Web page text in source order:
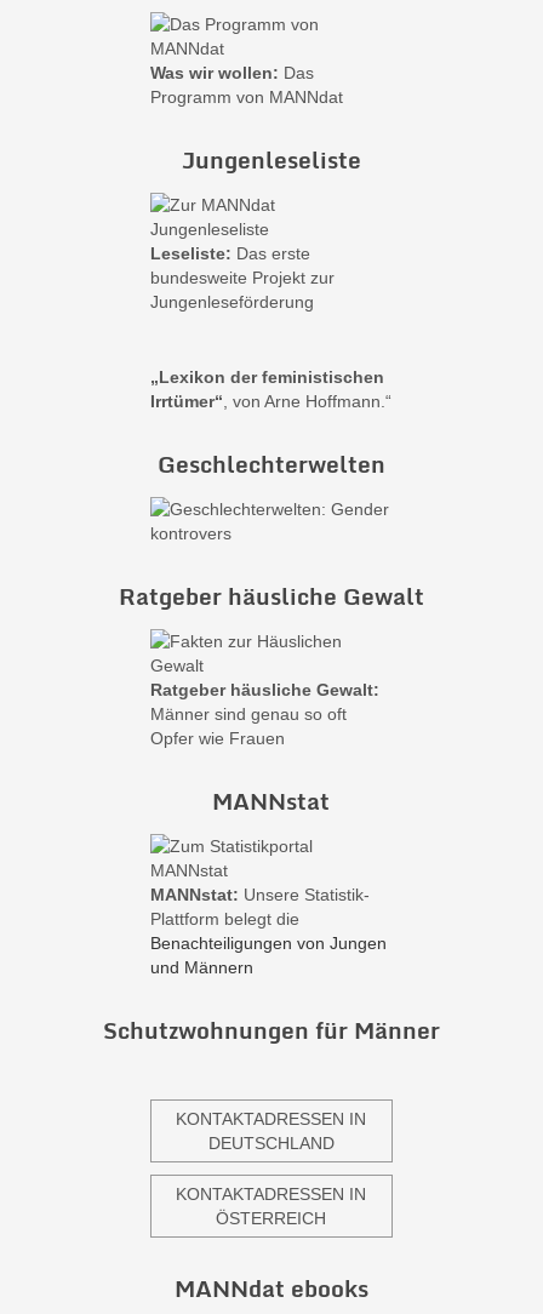
Was wir wollen: Das
Programm von MANNdat
Jungenleseliste
Leseliste: Das erste
bundesweite Projekt zur
Jungenleseförderung
„Lexikon der feministischen
Irrtümer“ , von Arne Hoffmann.“
Geschlechterwelten
Ratgeber häusliche Gewalt
Ratgeber häusliche Gewalt:
Männer sind genau so oft
Opfer wie Frauen
MANNstat
MANNstat: Unsere Statistik-
Plattform belegt die
Benachteiligungen von Jungen
und Männern
Schutzwohnungen für Männer
KONTAKTADRESSEN IN
DEUTSCHLAND
KONTAKTADRESSEN IN
ÖSTERREICH
MANNdat ebooks